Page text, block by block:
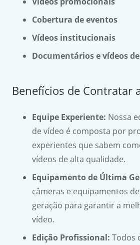
Cobertura de eventos
Vídeos institucionais
Documentários e vídeos
Benefícios de Contratar
Equipe Experiente: Nossa
de vídeo é composta por
experientes que sabem
vídeos de alta qualidade.
Equipamento de Última
câmeras e equipamentos
geração para garantir a
vídeo.
Edição Profissional: Todos